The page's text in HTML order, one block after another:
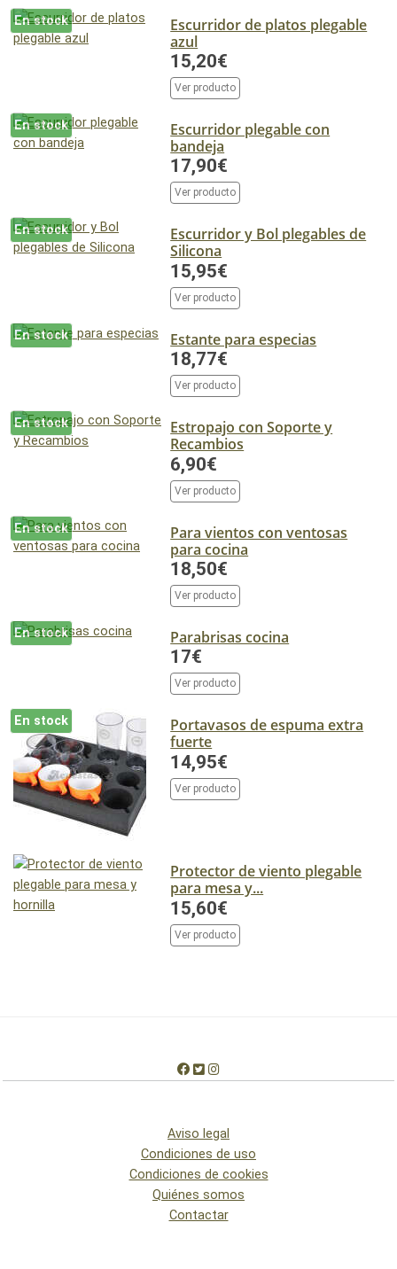
En stock
Escurridor de platos plegable
azul
15,20€
Ver producto
En stock
Escurridor plegable con
bandeja
17,90€
Ver producto
En stock
Escurridor y Bol plegables de
Silicona
15,95€
Ver producto
En stock Estante para especias
18,77€
Ver producto
En stock
Estropajo con Soporte y
Recambios
6,90€
Ver producto
En stock
Para vientos con ventosas
para cocina
18,50€
Ver producto
En stock Parabrisas cocina
17€
Ver producto
En stock
Portavasos de espuma extra
fuerte
14,95€
Ver producto
Protector de viento plegable
para mesa y...
15,60€
Ver producto
Aviso legal
Condiciones de uso
Condiciones de cookies
Quiénes somos
Contactar